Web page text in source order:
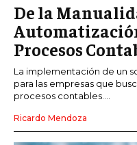
De la
Procesos
La implementación de un
para las empresas que
procesos contables....
Ricardo Mendoza